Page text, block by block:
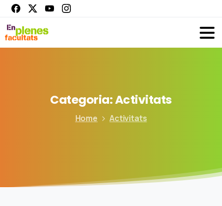
Categoria:Activitats
Home Activitats